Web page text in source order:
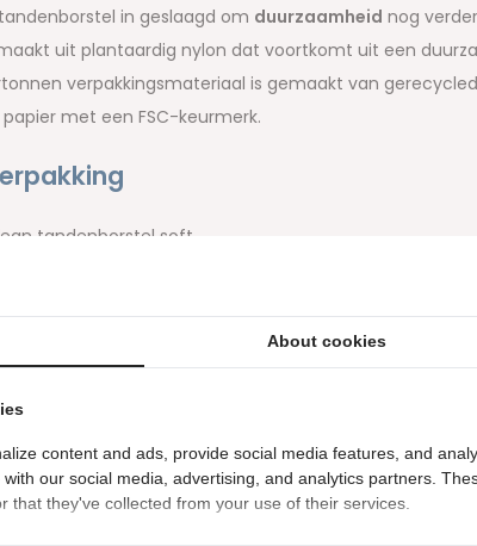
in geslaagd om duurzaamheid nog
uit plantaardig nylon dat voortkomt uit een
verpakkingsmateriaal is gemaakt van
met een FSC-keurmerk.
tandenborstel soft
de verzegeling na de levering is verbroken
van 100%.
About cookies
content and ads, provide social media features, and
our social media, advertising, and analytics partners.
that they've collected from your use of their services.